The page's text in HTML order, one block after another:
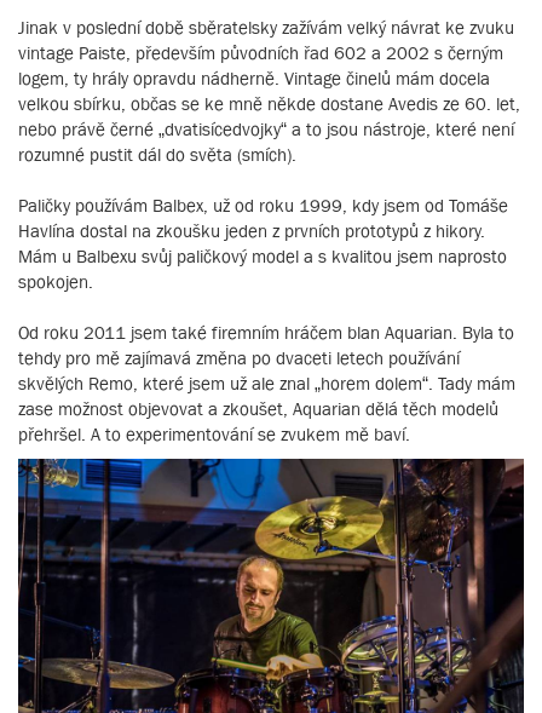
Jinak v poslední době sběratelsky zažívám velký návrat ke zvuku
vintage Paiste, především původních řad 602 a 2002 s černým
logem, ty hrály opravdu nádherně. Vintage činelů mám docela
velkou sbírku, občas se ke mně někde dostane Avedis ze 60. let,
nebo právě černé „dvatisícedvojky“ a to jsou nástroje, které není
rozumné pustit dál do světa (smích).
Paličky používám Balbex, už od roku 1999, kdy jsem od Tomáše
Havlína dostal na zkoušku jeden z prvních prototypů z hikory.
Mám u Balbexu svůj paličkový model a s kvalitou jsem naprosto
spokojen.
Od roku 2011 jsem také firemním hráčem blan Aquarian. Byla to
tehdy pro mě zajímavá změna po dvaceti letech používání
skvělých Remo, které jsem už ale znal „horem dolem“. Tady mám
zase možnost objevovat a zkoušet, Aquarian dělá těch modelů
přehršel. A to experimentování se zvukem mě baví.